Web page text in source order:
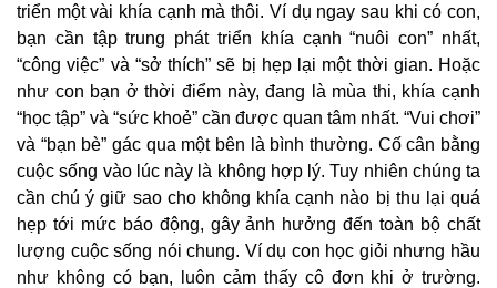
triển một vài khía cạnh mà thôi. Ví dụ ngay sau khi có con,
bạn cần tập trung phát triển khía cạnh “nuôi con” nhất,
“công việc” và “sở thích” sẽ bị hẹp lại một thời gian. Hoặc
như con bạn ở thời điểm này, đang là mùa thi, khía cạnh
“học tập” và “sức khoẻ” cần được quan tâm nhất. “Vui chơi”
và “bạn bè” gác qua một bên là bình thường. Cố cân bằng
cuộc sống vào lúc này là không hợp lý. Tuy nhiên chúng ta
cần chú ý giữ sao cho không khía cạnh nào bị thu lại quá
hẹp tới mức báo động, gây ảnh hưởng đến toàn bộ chất
lượng cuộc sống nói chung. Ví dụ con học giỏi nhưng hầu
như không có bạn, luôn cảm thấy cô đơn khi ở trường.